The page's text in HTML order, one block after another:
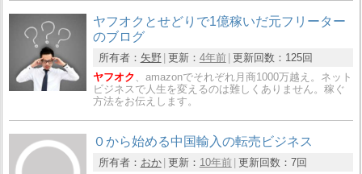
ヤフオクとせどりで1億稼いだ元フリーター
のブログ
所有者： 矢野 更新： 4年前 更新回数： 125回
ヤフオク、amazonでそれぞれ月商1000万越え。ネット
ビジネスで人生を変えるのは難しくありません。稼ぐ
方法をお伝えします。
０から始める中国輸入の転売ビジネス
所有者： おか 更新： 10年前 更新回数： 7回